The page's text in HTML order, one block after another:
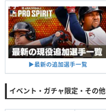
▶︎最新の追加選手一覧
イベント・ガチャ限定・その他